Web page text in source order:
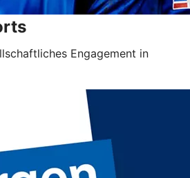
Engagement in